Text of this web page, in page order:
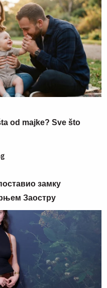
od majke? Sve što
замку
Заостру